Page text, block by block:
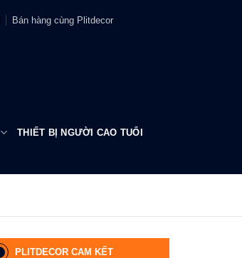
Bán hàng cùng Plitdecor
THIẾT BỊ NGƯỜI CAO TUỔI
PLITDECOR CAM KẾT